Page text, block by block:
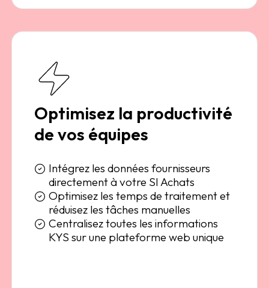
Optimisez la productivité
de vos équipes
Intégrez les données fournisseurs
directement à votre SI Achats
Optimisez les temps de traitement et
réduisez les tâches manuelles
Centralisez toutes les informations
KYS sur une plateforme web unique